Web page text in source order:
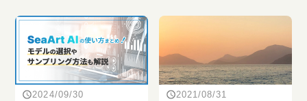
2024/09/30
2021/08/31